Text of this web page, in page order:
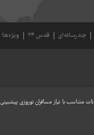
چندرسانه‌ای قدس ۲۴ ویژه‌ها
متناسب با نیاز مسافران نوروزی پیشبینی